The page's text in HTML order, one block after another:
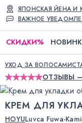
ВАЖНОЕ
ЯПОНСКАЯ ЙЕНА И
СКИДКИ%
УХОД ЗА ВОЛОСАМИ
ОТЗЫВЫ
КРЕМ ДЛЯ
HOYULuvca Fuwa-